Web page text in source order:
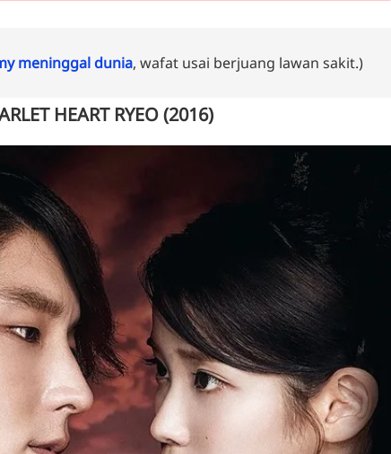
meninggal dunia, wafat usai berjuang lawan sakit.)
HEART RYEO (2016)